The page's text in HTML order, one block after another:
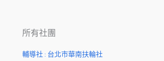
所有社團
輔導社 : 台北市華南扶輪社